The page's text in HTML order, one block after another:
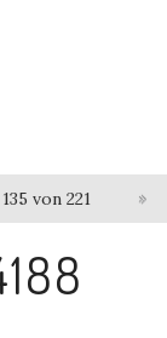
von 221 »